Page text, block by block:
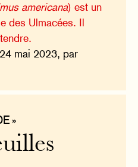
americana) est un
des Ulmacées. Il
24 mai 2023, par
»